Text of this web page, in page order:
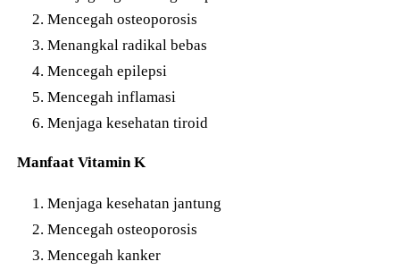
Mencegah osteoporosis
Menangkal radikal bebas
Mencegah epilepsi
Mencegah inflamasi
Menjaga kesehatan tiroid
Manfaat Vitamin K
Menjaga kesehatan jantung
Mencegah osteoporosis
Mencegah kanker